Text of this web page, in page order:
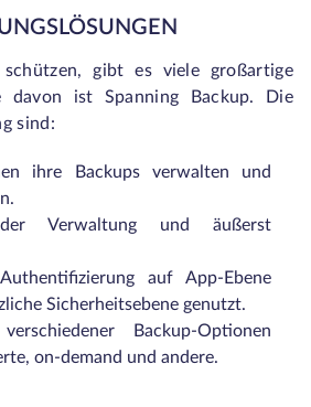
gibt es viele großartige
davon ist Spanning Backup. Die
sind:
ihre Backups verwalten und
Verwaltung und äußerst
auf App-Ebene
Sicherheitsebene genutzt.
Backup-Optionen
on-demand und andere.